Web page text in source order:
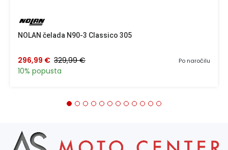
NOLAN čelada N90-3 Classico 305
Po naročilu
296,99 € 329,99 €
10% popusta